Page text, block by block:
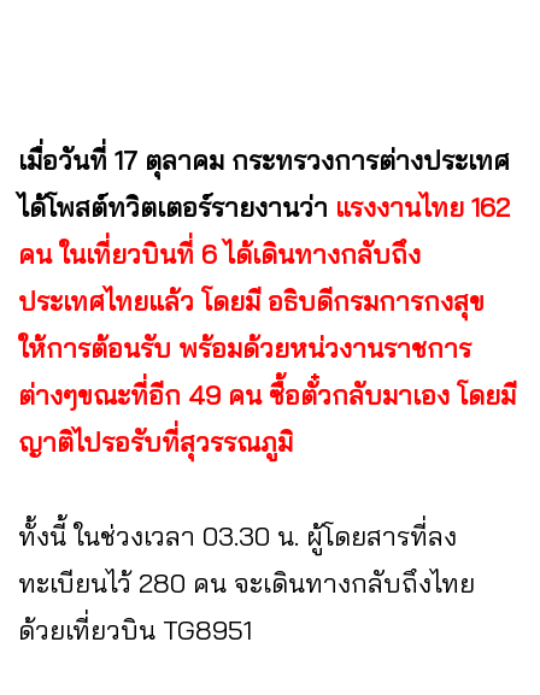
เมื่อวันที่ 17 ตุลาคม กระทรวงการต่างประเทศ
ได้โพสต์ทวิตเตอร์รายงานว่า แรงงานไทย 162
คน ในเที่ยวบินที่ 6 ได้เดินทางกลับถึง
ประเทศไทยแล้ว โดยมี อธิบดีกรมการกงสุข
ให้การต้อนรับ พร้อมด้วยหน่วงานราชการ
ต่างๆขณะที่อีก 49 คน ซื้อตั๋วกลับมาเอง โดยมี
ญาติไปรอรับที่สุวรรณภูมิ
ทั้งนี้ ในช่วงเวลา 03.30 น. ผู้โดยสารที่ลง
ทะเบียนไว้ 280 คน จะเดินทางกลับถึงไทย
ด้วยเที่ยวบิน TG8951